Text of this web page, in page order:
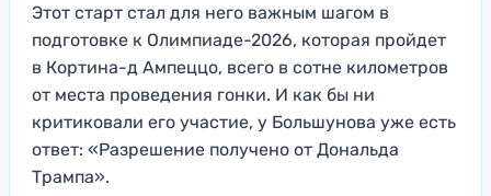
Этот старт стал для него важным шагом в
подготовке к Олимпиаде-2026, которая пройдет
в Кортина-д Ампеццо, всего в сотне километров
от места проведения гонки. И как бы ни
критиковали его участие, у Большунова уже есть
ответ: «Разрешение получено от Дональда
Трампа».